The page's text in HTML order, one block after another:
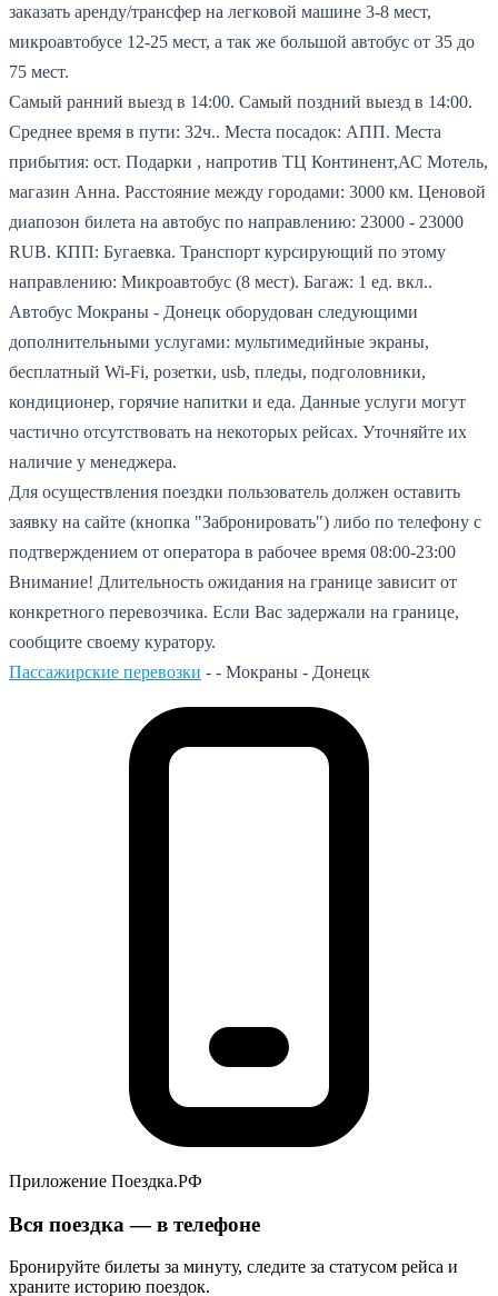
заказать аренду/трансфер на легковой машине 3-8 мест,
микроавтобусе 12-25 мест, а так же большой автобус от 35 до
75 мест.
Самый ранний выезд в 14:00. Самый поздний выезд в 14:00.
Среднее время в пути: 32ч.. Места посадок: АПП. Места
прибытия: ост. Подарки , напротив ТЦ Континент,АС Мотель,
магазин Анна. Расстояние между городами: 3000 км. Ценовой
диапозон билета на автобус по направлению: 23000 - 23000
RUB. КПП: Бугаевка. Транспорт курсирующий по этому
направлению: Микроавтобус (8 мест). Багаж: 1 ед. вкл..
Автобус Мокраны - Донецк оборудован следующими
дополнительными услугами: мультимедийные экраны,
бесплатный Wi-Fi, розетки, usb, пледы, подголовники,
кондиционер, горячие напитки и еда. Данные услуги могут
частично отсутствовать на некоторых рейсах. Уточняйте их
наличие у менеджера.
Для осуществления поездки пользователь должен оставить
заявку на сайте (кнопка "Забронировать") либо по телефону с
подтверждением от оператора в рабочее время 08:00-23:00
Внимание! Длительность ожидания на границе зависит от
конкретного перевозчика. Если Вас задержали на границе,
сообщите своему куратору.
Пассажирские перевозки - - Мокраны - Донецк
Приложение Поездка.РФ
Вся поездка — в телефоне
Бронируйте билеты за минуту, следите за статусом рейса и
храните историю поездок.